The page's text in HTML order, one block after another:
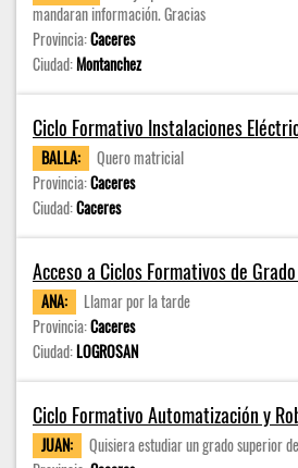
mandaran información. Gracias
Provincia:Caceres
Ciudad:Montanchez
Ciclo Formativo Instalaciones
BALLA:
Quero matricial
Provincia:Caceres
Ciudad:Caceres
Acceso a Ciclos Formativos de
ANA:
Llamar por la tarde
Provincia:Caceres
Ciudad:LOGROSAN
Ciclo Formativo Automatización y
JUAN:
Quisiera estudiar un grado superior